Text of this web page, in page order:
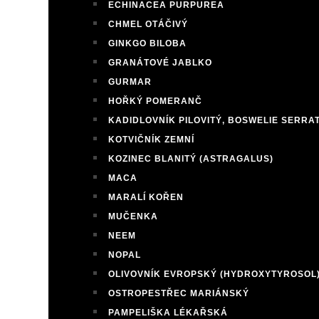
ECHINACEA PURPUREA
CHMEL OTÁČIVÝ
GINKGO BILOBA
GRANÁTOVÉ JABLKO
GURMAR
HOŘKÝ POMERANČ
KADIDLOVNÍK PILOVITÝ, BOSWELIE
KOTVIČNÍK ZEMNÍ
KOZINEC BLANITÝ (ASTRAGALUS)
MACA
MARALÍ KOŘEN
MUČENKA
NEEM
NOPAL
OLIVOVNÍK EVROPSKÝ
OSTROPESTŘEC MARIÁNSKÝ
PAMPELIŠKA LÉKAŘSKÁ